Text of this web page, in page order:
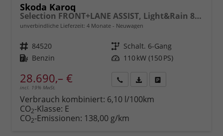
Skoda Karoq
Selection FRONT+LANE ASSIST, Light&Rain 8" Entertainment, virtuelles Cockpit, Climatronic, Parksensoren, Sitzhzg., 16" ALU uvm.
unverbindliche Lieferzeit: 4 Monate Neuwagen
Fahrzeugnr. 84520 Getriebe Schalt. 6-Gang
Kraftstoff Benzin Leistung 110 kW (150 PS)
28.690,– €
incl. 19% MwSt.
anfordern
Datei,
Verbrauch kombiniert: 6,10 l/100km
CO2-Klasse: E
CO2-Emissionen: 138,00 g/km